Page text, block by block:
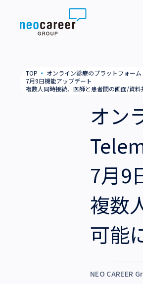
代表メッセージ
事業内容
TOP ▪ オンライン診療のプラットフォー
7月9日機能アップデート
複数人同時接続、医師と患者間の画面/資料
オン
7月9
複数
可能
NEO CAREER